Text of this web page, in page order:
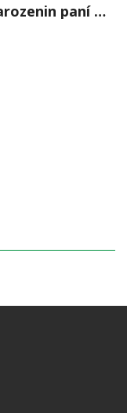
Oslava 101. narozenin paní Věry Skořepové